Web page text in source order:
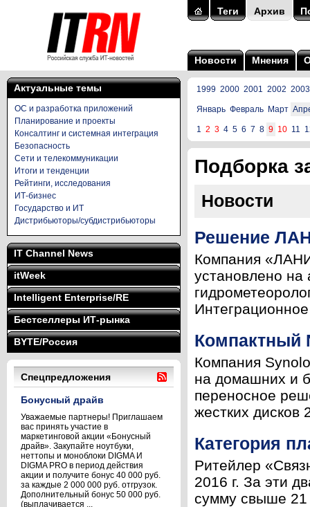
Теги Архив
Новости Мнения
Актуальные темы
ОС и разработка приложений
Планирование и проекты
Консалтинг и системная интеграция
Безопасность
Сети и телекоммуникации
Итоги и тенденции
Рейтинги, исследования
ИТ-бизнес
Государство и ИТ
Дистрибьюторы/субдистрибьюторы
IT Channel News
itWeek
Intelligent Enterprise/RE
Бестселлеры ИТ-рынка
BYTE/Россия
Спецпредложения
Бонусный драйв
Уважаемые партнеры! Приглашаем
вас принять участие в
маркетинговой акции «Бонусный
драйв». Закупайте ноутбуки,
неттопы и моноблоки DIGMA И
DIGMA PRO в период действия
акции и получите бонус 40 000 руб.
за каждые 2 000 000 руб. отгрузок.
Дополнительный бонус 50 000 руб.
(выплачивается ...
1999 2000 2001 2002 2003
Январь Февраль Март
1 2 3 4 5 6 7 8 9 10 11
Подборка
Новости
Решение
Компания
установлено на
Компактный
Компания
на домашних и
переносное
жестких
Категория
Ритейлер
2016 г. За эти
сумму свыше 21